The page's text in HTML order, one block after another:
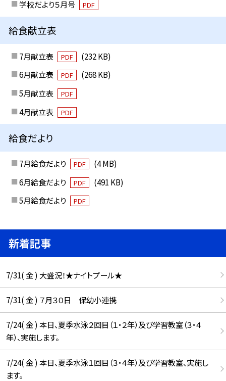
学校だより５月号 PDF
給食献立表
7月献立表 PDF
(232 KB)
6月献立表
PDF
(268 KB)
5月献立表
PDF
4月献立表 PDF
給食だより
7月給食だより PDF
(4 MB)
6月給食だより
PDF
(491 KB)
5月給食だより
PDF
新着記事
7/31( 金 ) 大盛況！★ナイトプール★
7/31( 金 ) ７月３０日 保幼小連携
7/24( 金 ) 本日、夏季水泳２回目（１・２年）及び学習教室（３・４
年）、実施します。
7/24( 金 ) 本日、夏季水泳１回目（３・４年）及び学習教室、実施し
ます。